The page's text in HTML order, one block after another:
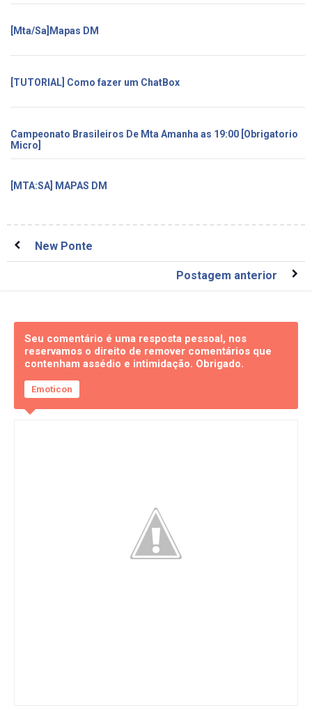
[Mta/Sa]Mapas DM
[TUTORIAL] Como fazer um ChatBox
Campeonato Brasileiros De Mta Amanha as 19:00 [Obrigatorio
Micro]
[MTA:SA] MAPAS DM
New Ponte
Postagem anterior
Seu comentário é uma resposta pessoal, nos
reservamos o direito de remover comentários que
contenham assédio e intimidação. Obrigado.
Emoticon